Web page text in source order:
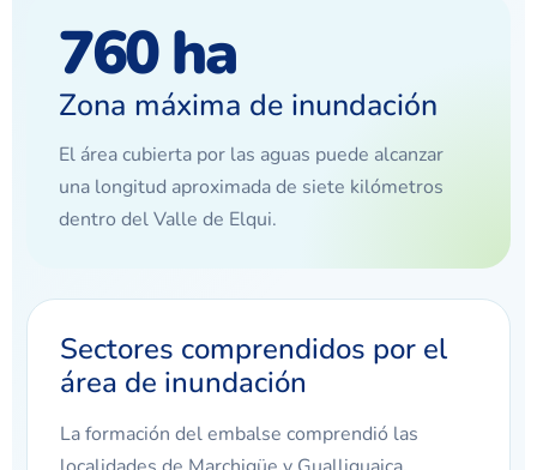
760 ha
Zona máxima de inundación
El área cubierta por las aguas puede alcanzar
una longitud aproximada de siete kilómetros
dentro del Valle de Elqui.
Sectores comprendidos por el
área de inundación
La formación del embalse comprendió las